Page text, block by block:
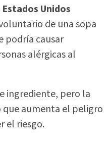
Estados Unidos
de una sopa
podría causar
alérgicas al
ingrediente, pero la
aumenta el peligro
el riesgo.